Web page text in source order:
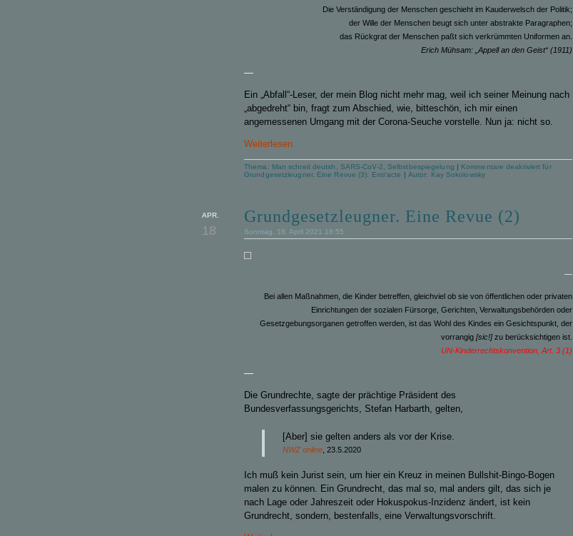
Die Verständigung der Menschen geschieht im Kauderwelsch der Politik;
der Wille der Menschen beugt sich unter abstrakte Paragraphen;
das Rückgrat der Menschen paßt sich verkrümmten Uniformen an.
Erich Mühsam: „Appell an den Geist“ (1911)
—
Ein „Abfall“-Leser, der mein Blog nicht mehr mag, weil ich seiner Meinung nach
„abgedreht“ bin, fragt zum Abschied, wie, bitteschön, ich mir einen
angemessenen Umgang mit der Corona-Seuche vorstelle. Nun ja: nicht so.
Weiterlesen
Thema: Man schreit deutsh SARS-CoV-2 Selbstbespiegelung | Kommentare deaktiviert für
Grundgesetzleugner. Eine Revue (3): Entr’acte | Autor: Kay Sokolowsky
APR.
18
Grundgesetzleugner. Eine Revue (2)
Sonntag, 18. April 2021 18:55
—
Bei allen Maßnahmen, die Kinder betreffen, gleichviel ob sie von öffentlichen oder privaten
Einrichtungen der sozialen Fürsorge, Gerichten, Verwaltungsbehörden oder
Gesetzgebungsorganen getroffen werden, ist das Wohl des Kindes ein Gesichtspunkt, der
vorrangig [sic!] zu berücksichtigen ist.
UN-Kinderrechtskonvention, Art. 3 (1)
—
Die Grundrechte, sagte der prächtige Präsident des
Bundesverfassungsgerichts, Stefan Harbarth, gelten,
[Aber] sie gelten anders als vor der Krise.
NWZ online , 23.5.2020
Ich muß kein Jurist sein, um hier ein Kreuz in meinen Bullshit-Bingo-Bogen
malen zu können. Ein Grundrecht, das mal so, mal anders gilt, das sich je
nach Lage oder Jahreszeit oder Hokuspokus-Inzidenz ändert, ist kein
Grundrecht, sondern, bestenfalls, eine Verwaltungsvorschrift.